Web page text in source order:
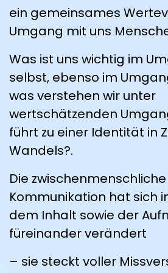
ein gemeinsames
Umgang mit uns
Was ist uns wichtig im
selbst, ebenso im
was verstehen wir unter
wertschätzenden
führt zu einer Identität in
Wandels?.
Die zwischenmenschliche
Kommunikation hat sich
dem Inhalt sowie der
füreinander verändert
– sie steckt voller